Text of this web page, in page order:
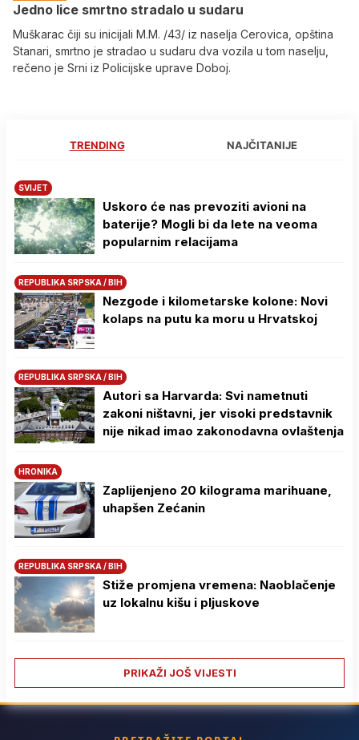
Јedno lice smrtno stradalo u sudaru
Muškarac čiji su inicijali M.M. /43/ iz naselja Cerovica, opština
Stanari, smrtno je stradao u sudaru dva vozila u tom naselju,
rečeno je Srni iz Policijske uprave Doboj.
TRENDING NAJČITANIJE
SVIJET
Uskoro će nas prevoziti avioni na
baterije? Mogli bi da lete na veoma
popularnim relacijama
REPUBLIKA SRPSKA / BIH
Nezgode i kilometarske kolone: Novi
kolaps na putu ka moru u Hrvatskoj
REPUBLIKA SRPSKA / BIH
Autori sa Harvarda: Svi nametnuti
zakoni ništavni, jer visoki predstavnik
nije nikad imao zakonodavna ovlaštenja
HRONIKA
Zaplijenjeno 20 kilograma marihuane,
uhapšen Zećanin
REPUBLIKA SRPSKA / BIH
Stiže promjena vremena: Naoblačenje
uz lokalnu kišu i pljuskove
PRIKAŽI JOŠ VIJESTI